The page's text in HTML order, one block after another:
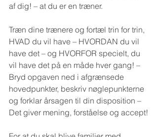
af dig! – at du er en træner.
Træn dine trænere og fortæl trin for trin,
HVAD du vil have – HVORDAN du vil
have det – og HVORFOR specielt, du
vil have det på en måde hver gang! –
Bryd opgaven ned i afgrænsede
hovedpunkter, beskriv nøglepunkterne
og forklar årsagen til din disposition –
Det giver mening, forståelse og accept!